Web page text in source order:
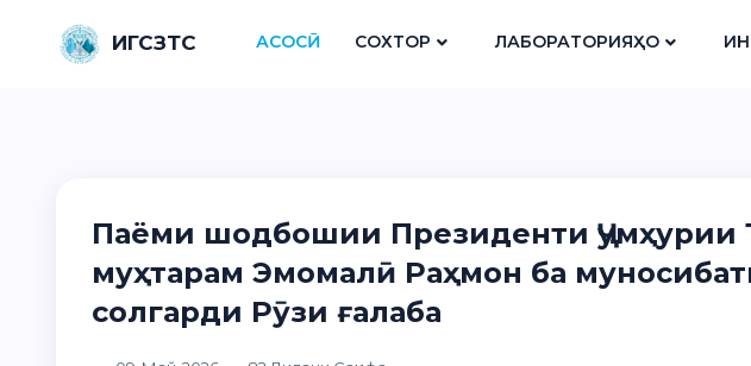
ИГСЗТС АСОСӢ СОХТОР ЛАБОРАТОРИЯҲО
Паёми шодбошии Президенти Ҷумҳурии
муҳтарам Эмомалӣ Раҳмон ба
солгарди Рӯзи ғалаба